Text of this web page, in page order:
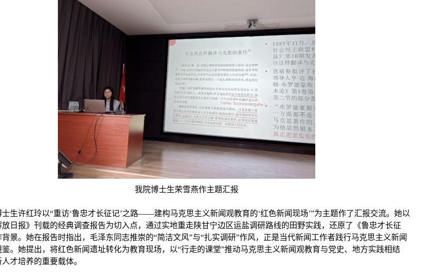
我院博士生荣雪燕作主题汇报
生许红玲以“重访‘鲁忠才长征记’之路——建构马克思主义新闻观教育的‘红色新闻现场’”为主题作了汇报交流。她以
放日报》刊载的经典调查报告为切入点，通过实地重走陕甘宁边区运盐调研路线的田野实践，还原了《鲁忠才长征
景。她在报告时指出，毛泽东同志推崇的“简洁文风”与“扎实调研”作风，正是当代新闻工作者践行马克思主义新闻
。她提出，将红色新闻遗址转化为教育现场，以“行走的课堂”推动马克思主义新闻观教育与党史、地方实践相结
才培养的重要载体。